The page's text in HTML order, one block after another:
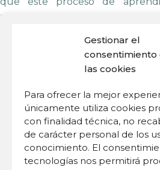
Gestionar el
consentimiento
las cookies
Para ofrecer la mejor
únicamente utiliza cookies
con finalidad técnica, no
de carácter personal de los
conocimiento. El
tecnologías nos permitirá
permite desarrollar una clara
Cada encuentro es un
del cuerpo en donde se
Aprendemos a sobrellevar y
incertidumbre, y a desarrollar
mujer tiene para ɢᴇsᴛᴀʀ, ᴘᴀʀɪʀ y